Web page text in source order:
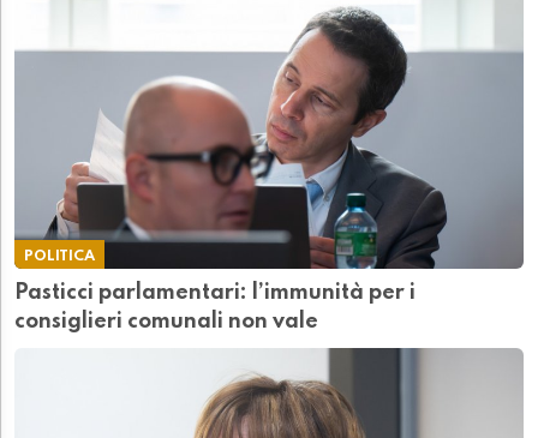
POLITICA
Pasticci parlamentari: l’immunità per i
consiglieri comunali non vale